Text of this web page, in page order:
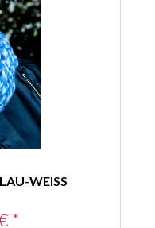
WEISS
*